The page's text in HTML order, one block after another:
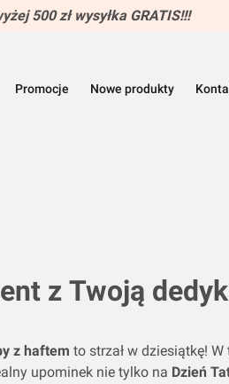
500 zł wysyłka GRATIS!!!
Promocje Nowe produkty
z Twoją
z haftem to strzał w dziesiątkę!
upominek nie tylko na Dzień